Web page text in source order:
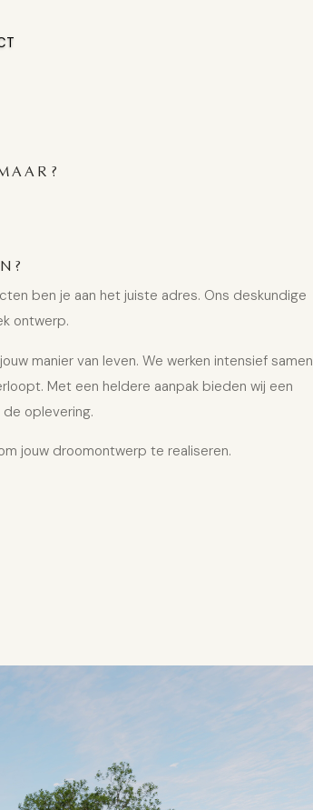
ben je aan het juiste adres. Ons deskundige
ontwerp.
manier van leven. We werken intensief samen
Met een heldere aanpak bieden wij een
oplevering.
jouw droomontwerp te realiseren.